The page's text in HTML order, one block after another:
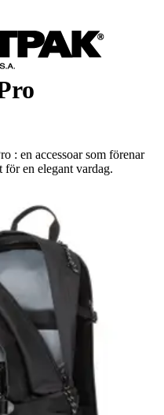
: en accessoar som förenar
en elegant vardag.